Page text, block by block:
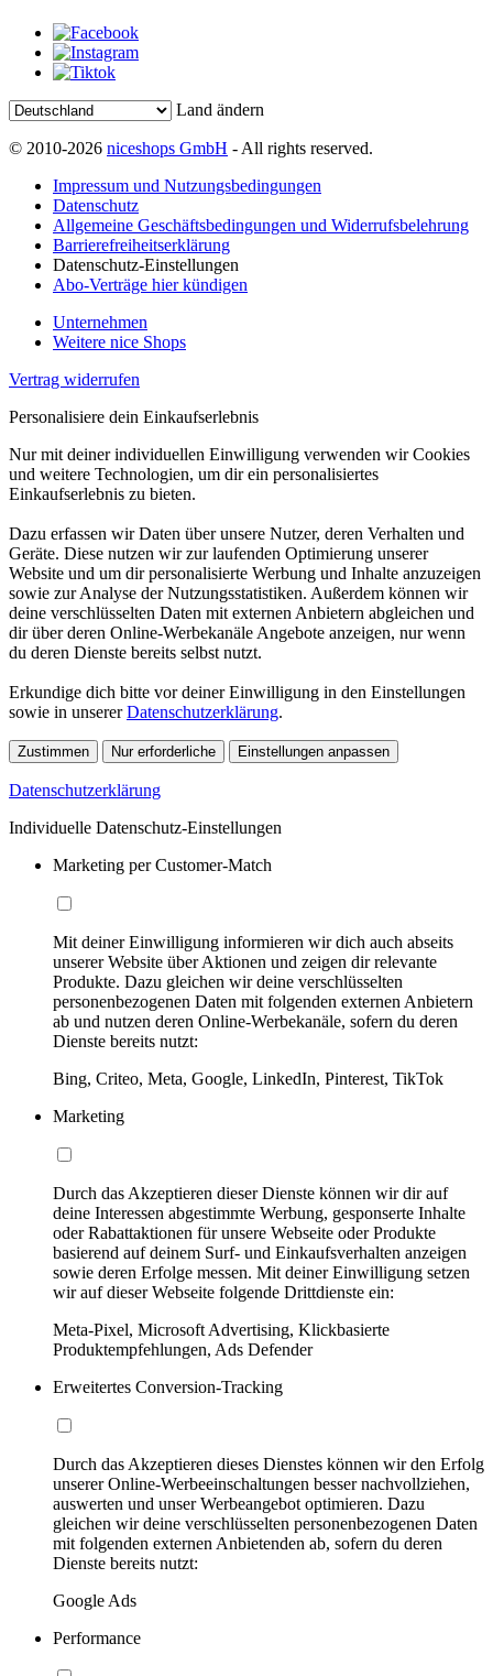
Land ändern
© 2010-2026 niceshops GmbH - All rights reserved.
Impressum und Nutzungsbedingungen
Datenschutz
Allgemeine Geschäftsbedingungen und Widerrufsbelehrung
Barrierefreiheitserklärung
Datenschutz-Einstellungen
Abo-Verträge hier kündigen
Unternehmen
Weitere nice Shops
Vertrag widerrufen
Personalisiere dein Einkaufserlebnis
Nur mit deiner individuellen Einwilligung verwenden wir Cookies
und weitere Technologien, um dir ein personalisiertes
Einkaufserlebnis zu bieten.
Dazu erfassen wir Daten über unsere Nutzer, deren Verhalten und
Geräte. Diese nutzen wir zur laufenden Optimierung unserer
Website und um dir personalisierte Werbung und Inhalte anzuzeigen
sowie zur Analyse der Nutzungsstatistiken. Außerdem können wir
deine verschlüsselten Daten mit externen Anbietern abgleichen und
dir über deren Online-Werbekanäle Angebote anzeigen, nur wenn
du deren Dienste bereits selbst nutzt.
Erkundige dich bitte vor deiner Einwilligung in den Einstellungen
sowie in unsererDatenschutzerklärung.
Zustimmen Nur erforderliche Einstellungen anpassen
Datenschutzerklärung
Individuelle Datenschutz-Einstellungen
Marketing per Customer-Match
Mit deiner Einwilligung informieren wir dich auch abseits
unserer Website über Aktionen und zeigen dir relevante
Produkte. Dazu gleichen wir deine verschlüsselten
personenbezogenen Daten mit folgenden externen Anbietern
ab und nutzen deren Online-Werbekanäle, sofern du deren
Dienste bereits nutzt:
Bing, Criteo, Meta, Google, LinkedIn, Pinterest, TikTok
Marketing
Durch das Akzeptieren dieser Dienste können wir dir auf
deine Interessen abgestimmte Werbung, gesponserte Inhalte
oder Rabattaktionen für unsere Webseite oder Produkte
basierend auf deinem Surf- und Einkaufsverhalten anzeigen
sowie deren Erfolge messen. Mit deiner Einwilligung setzen
wir auf dieser Webseite folgende Drittdienste ein:
Meta-Pixel, Microsoft Advertising, Klickbasierte
Produktempfehlungen, Ads Defender
Erweitertes Conversion-Tracking
Durch das Akzeptieren dieses Dienstes können wir den Erfolg
unserer Online-Werbeeinschaltungen besser nachvollziehen,
auswerten und unser Werbeangebot optimieren. Dazu
gleichen wir deine verschlüsselten personenbezogenen Daten
mit folgenden externen Anbietenden ab, sofern du deren
Dienste bereits nutzt:
Google Ads
Performance